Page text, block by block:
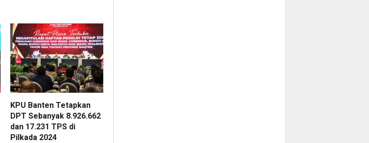
KPU Banten Tetapkan
DPT Sebanyak 8.926.662
dan 17.231 TPS di
Pilkada 2024